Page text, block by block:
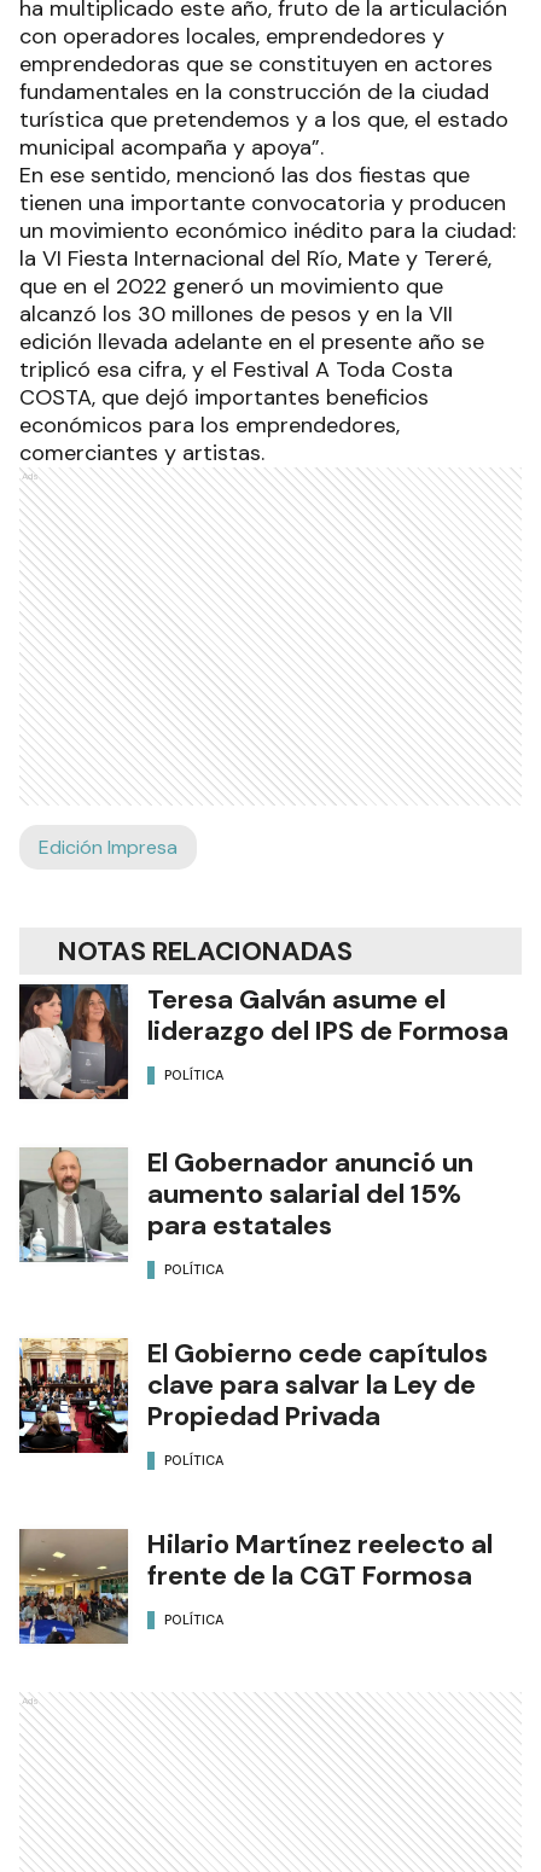
ha multiplicado este año, fruto de la articulación
con operadores locales, emprendedores y
emprendedoras que se constituyen en actores
fundamentales en la construcción de la ciudad
turística que pretendemos y a los que, el estado
municipal acompaña y apoya”.
En ese sentido, mencionó las dos fiestas que
tienen una importante convocatoria y producen
un movimiento económico inédito para la ciudad:
la VI Fiesta Internacional del Río, Mate y Tereré,
que en el 2022 generó un movimiento que
alcanzó los 30 millones de pesos y en la VII
edición llevada adelante en el presente año se
triplicó esa cifra, y el Festival A Toda Costa
COSTA, que dejó importantes beneficios
económicos para los emprendedores,
comerciantes y artistas.
Ads
Edición Impresa
NOTAS RELACIONADAS
Teresa Galván asume el
liderazgo del IPS de Formosa
POLÍTICA
El Gobernador anunció un
aumento salarial del 15%
para estatales
POLÍTICA
El Gobierno cede capítulos
clave para salvar la Ley de
Propiedad Privada
POLÍTICA
Hilario Martínez reelecto al
frente de la CGT Formosa
POLÍTICA
Ads